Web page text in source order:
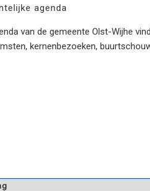
agenda
van de gemeente Olst-Wijhe
kernenbezoeken,